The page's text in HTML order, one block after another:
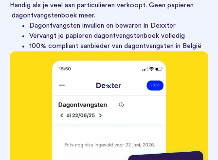
Handig als je veel aan particulieren verkoopt. Geen papieren
dagontvangstenboek meer.
Dagontvangsten invullen en bewaren in Dexxter
Vervangt je papieren dagontvangstenboek volledig
100% compliant aanbieder van dagontvangsten in België